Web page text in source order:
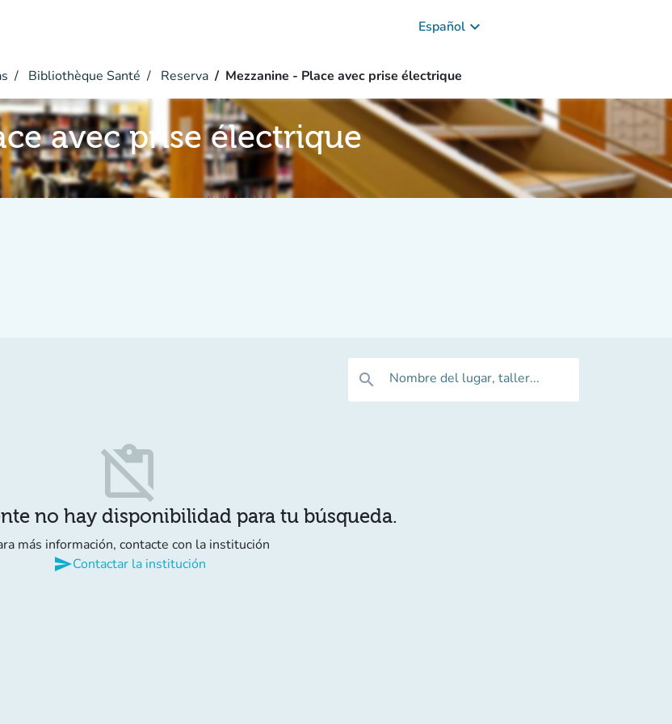
Español keyboard_arrow_down
Bibliothèque Santé Reserva Mezzanine - Place avec prise électrique
avec prise électrique
search Nombre del lugar, taller...
content_paste_off
no hay disponibilidad para tu búsqueda.
más información, contacte con la institución
sendContactar la institución